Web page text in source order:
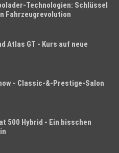
Technologien: Schlüssel
Fahrzeugrevolution
Atlas GT - Kurs auf neue
- Classic-&-Prestige-Salon
500 Hybrid - Ein bisschen